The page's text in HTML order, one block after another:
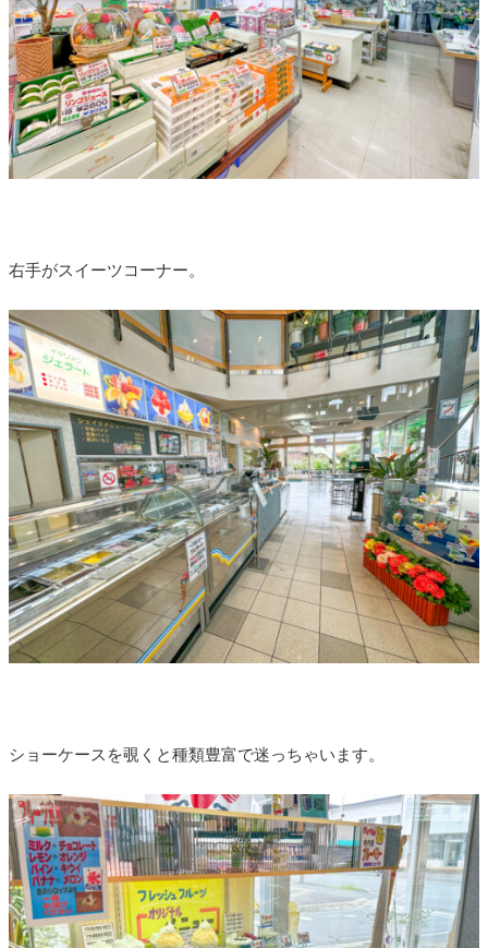
右手がスイーツコーナー。
ショーケースを覗くと種類豊富で迷っちゃいます。